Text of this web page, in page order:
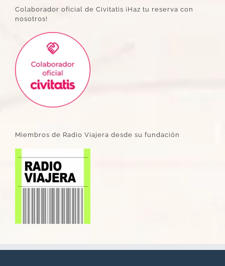
Colaborador oficial de Civitatis ¡Haz tu reserva con
nosotros!
Miembros de Radio Viajera desde su fundación